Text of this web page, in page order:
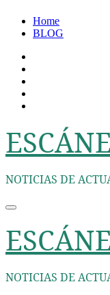
Home
BLOG
NOTICIAS DE
NOTICIAS DE